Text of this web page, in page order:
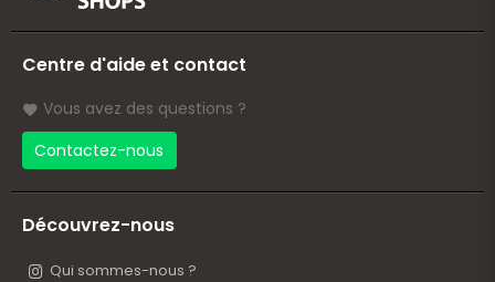
Centre d'aide et contact
Vous avez des questions ?
Contactez-nous
Découvrez-nous
Qui sommes-nous ?